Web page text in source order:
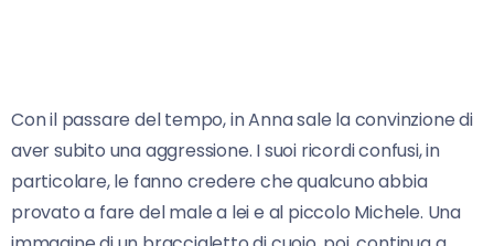
Con il passare del tempo, in Anna sale la convinzione di
aver subito una aggressione. I suoi ricordi confusi, in
particolare, le fanno credere che qualcuno abbia
provato a fare del male a lei e al piccolo Michele. Una